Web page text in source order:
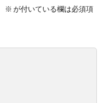
※ が付いている欄は必須項